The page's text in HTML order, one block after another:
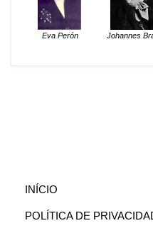
Eva Perón Johannes
INÍCIO
POLÍTICA DE